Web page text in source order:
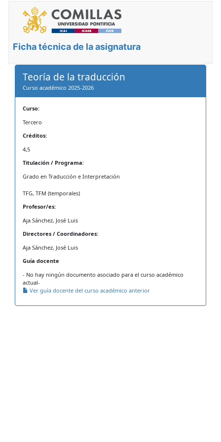
Ficha técnica de la asignatura
Teoría de la traducción
Curso académico 2025-2026
Curso:
Tercero
Créditos:
4,5
Titulación / Programa:
Grado en Traducción e Interpretación
TFG, TFM (temporales)
Profesor/es:
Aja Sánchez, José Luis
Directores / Coordinadores:
Aja Sánchez, José Luis
Guía docente
- No hay ningún documento asociado para el curso académico
actual-
Ver guía docente del curso académico anterior